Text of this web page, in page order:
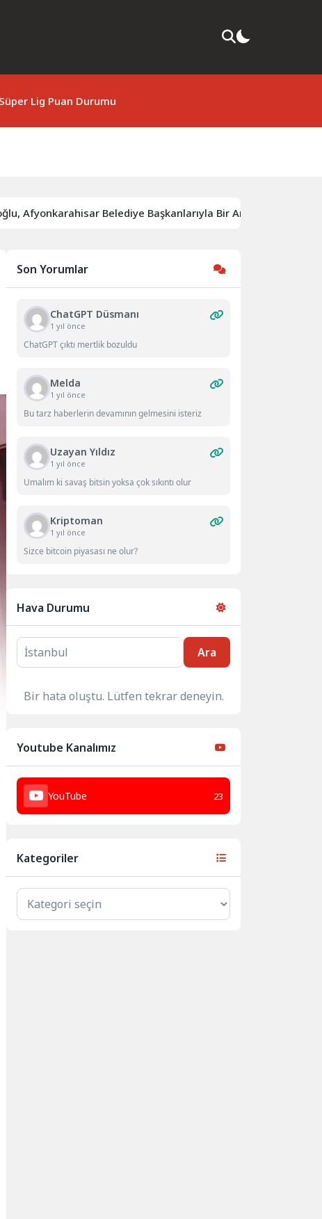
Süper Lig Puan Durumu
Belediye Başkanlarıyla Bir Araya Geldi
Son Yorumlar
ChatGPT Düsmanı
1 yıl önce
ChatGPT çıktı mertlik bozuldu
Melda
1 yıl önce
Bu tarz haberlerin devamının gelmesini isteriz
Uzayan Yıldız
1 yıl önce
Umalım ki savaş bitsin yoksa çok sıkıntı olur
Kriptoman
1 yıl önce
Sizce bitcoin piyasası ne olur?
Hava Durumu
Ara
Bir hata oluştu. Lütfen tekrar deneyin.
Youtube Kanalımız
YouTube 23
Kategoriler